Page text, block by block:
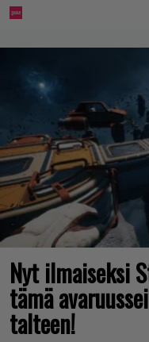
Nyt ilmaiseksi
tämä
talteen!